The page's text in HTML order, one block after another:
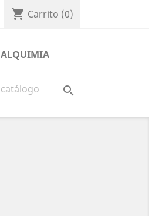
shopping_cart Carrito (0)
ALQUIMIA
